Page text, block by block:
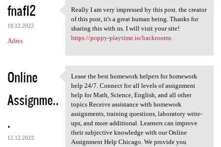
fnaf12
10.12.2022
Adres
Really I am very impressed by
Really I am very impressed by this post. the creator
of this post, it's a great human being. Thanks for
sharing this with us. I will visit your site!
https://poppy-playtime.io/backrooms
Online
Assignme..
.
12.12.2022
Lease the best homework
Lease the best homework helpers for homework
help 24/7. Connect for all levels of assignment
help for Math, Science, English, and all other
topics Receive assistance with homework
assignments, training questions, laboratory write-
ups, and more additional. Learners can improve
their subjective knowledge with our Online
Assignment Help Chicago. We provide you